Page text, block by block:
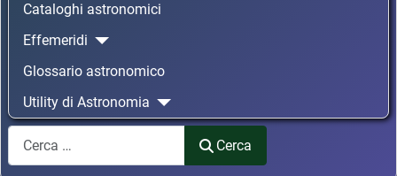
Cataloghi astronomici
Effemeridi
Glossario astronomico
Utility di Astronomia
Cerca
Cerca